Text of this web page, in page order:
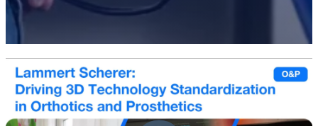
EINSTAR 2
EINSTAR RockitNEU
Alle Einsteigerprodukte ansehen